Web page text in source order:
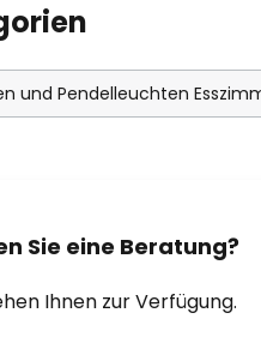
und Pendelleuchten
Sie eine Beratung?
Ihnen zur Verfügung.